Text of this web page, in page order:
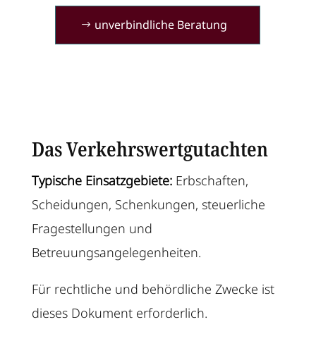
unverbindliche Beratung
Das Verkehrswertgutachten
Typische Einsatzgebiete:Erbschaften,
Scheidungen, Schenkungen, steuerliche
Fragestellungen und
Betreuungsangelegenheiten.
Für rechtliche und behördliche Zwecke ist
dieses Dokument erforderlich.